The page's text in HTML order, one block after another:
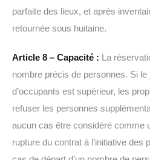
parfaite des lieux, et après
retournée sous huitaine.
Article 8 – Capacité : La
nombre précis de personnes. Si le
d’occupants est supérieur, les
refuser les personnes
aucun cas être considéré comme
rupture du contrat à l’initiative des